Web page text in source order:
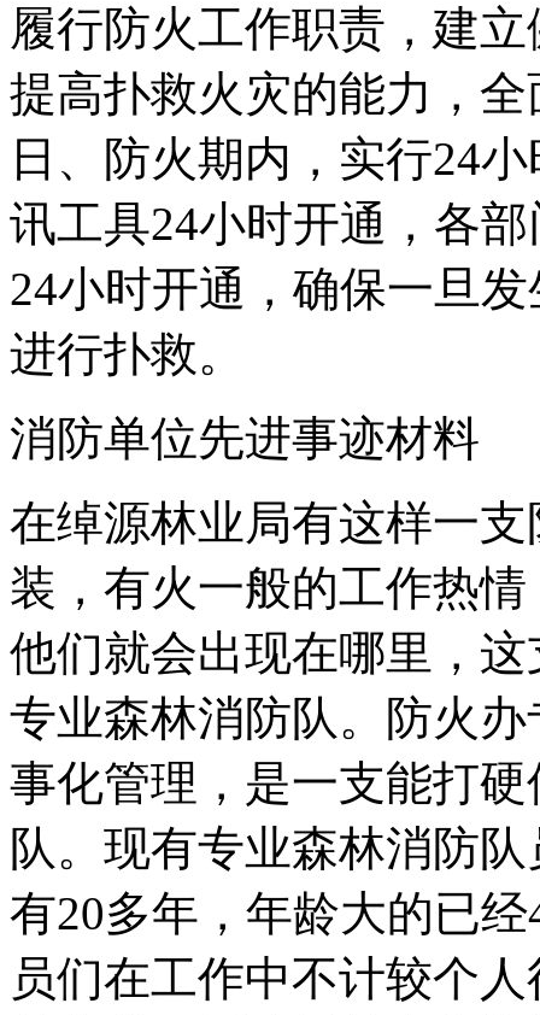
履行防火工作职责，建
提高扑救火灾的能力，
日、防火期内，实行24
讯工具24小时开通，各
24小时开通，确保一旦
进行扑救。
消防单位先进事迹材料
在绰源林业局有这样一
装，有火一般的工作热
他们就会出现在哪里，
专业森林消防队。防火
事化管理，是一支能打
队。现有专业森林消防
有20多年，年龄大的已
员们在工作中不计较个